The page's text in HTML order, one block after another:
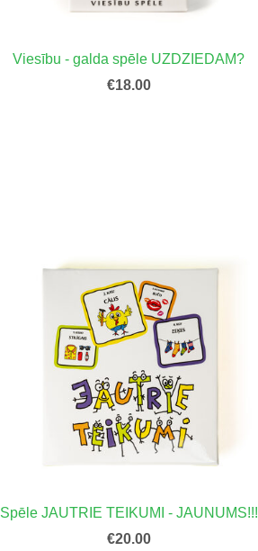
Viesību - galda spēle UZDZIEDAM?
€18.00
Spēle JAUTRIE TEIKUMI - JAUNUMS!!!
€20.00